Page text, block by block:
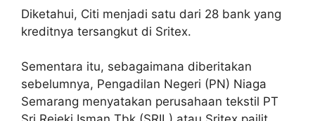
Diketahui, Citi menjadi satu dari 28 bank yang
kreditnya tersangkut di Sritex.
Sementara itu, sebagaimana diberitakan
sebelumnya, Pengadilan Negeri (PN) Niaga
Semarang menyatakan perusahaan tekstil PT